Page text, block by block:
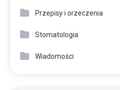
Przepisy i orzeczenia
Stomatologia
Wiadomości